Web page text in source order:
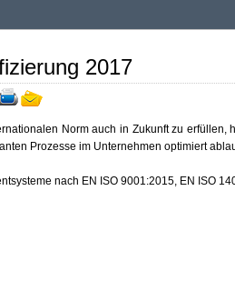
2017
Norm auch in Zukunft zu
Prozesse im Unternehmen optimiert
nach EN ISO 9001:2015, EN ISO